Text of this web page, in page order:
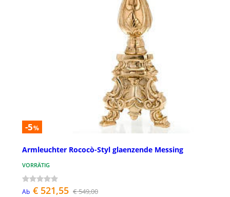
-5%
Armleuchter Rococò-Styl glaenzende Messing
VORRÄTIG
Ab € 521,55 € 549,00